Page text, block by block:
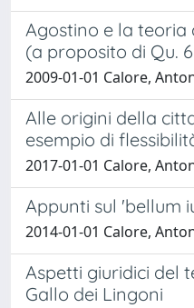
Agostino e la teoria
(a proposito di Qu.
2009-01-01 Calore,
Alle origini della
esempio di
2017-01-01 Calore,
Appunti sul 'bellum
2014-01-01 Calore,
Aspetti giuridici del
Gallo dei Lingoni